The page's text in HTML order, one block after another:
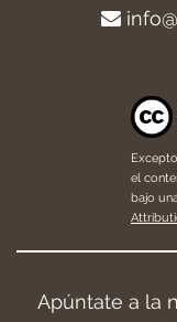
el
bajo
Apúntate a la